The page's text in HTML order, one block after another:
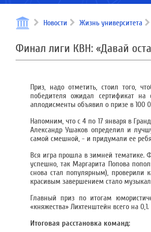
Новости Жизнь университета
Финал лиги КВН: «Давай
Приз, надо отметить, стоил того,
победителя ожидал сертификат
аплодисменты объявил о призе в 100
Напомним, что с 4 по 17 января в
Александр Ушаков определил и
самой смешной, - и придумали ее
Вся игра прошла в зимней тематике.
успешно, так Маргарита Попова
снова стал популярным), проверили
красивым завершением стало
Главный приз по итогам
«княжества» Лихтенштейн всего на
Итоговая расстановка команд: